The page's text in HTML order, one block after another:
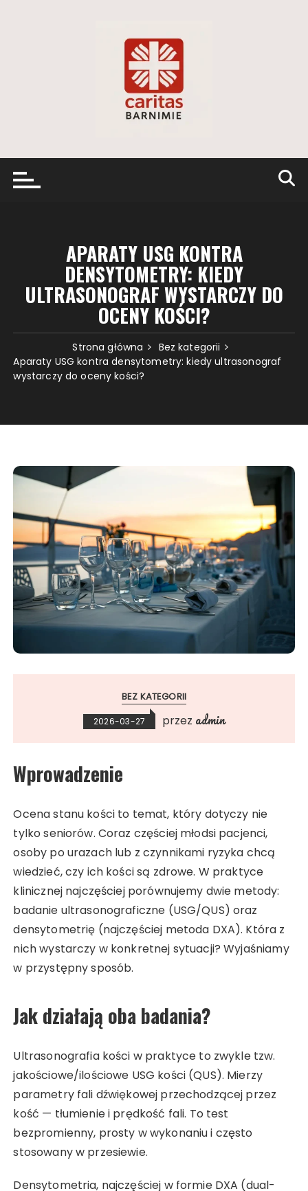
APARATY USG KONTRA
DENSYTOMETRY: KIEDY
ULTRASONOGRAF WYSTARCZY DO
OCENY KOŚCI?
Strona główna
Bez kategorii
Aparaty USG kontra densytometry: kiedy ultrasonograf
wystarczy do oceny kości?
BEZ KATEGORII
2026-03-27 przez admin
Wprowadzenie
Ocena stanu kości to temat, który dotyczy nie
tylko seniorów. Coraz częściej młodsi pacjenci,
osoby po urazach lub z czynnikami ryzyka chcą
wiedzieć, czy ich kości są zdrowe. W praktyce
klinicznej najczęściej porównujemy dwie metody:
badanie ultrasonograficzne (USG/QUS) oraz
densytometrię (najczęściej metoda DXA). Która z
nich wystarczy w konkretnej sytuacji? Wyjaśniamy
w przystępny sposób.
Jak działają oba badania?
Ultrasonografia kości w praktyce to zwykle tzw.
jakościowe/ilościowe USG kości (QUS). Mierzy
parametry fali dźwiękowej przechodzącej przez
kość — tłumienie i prędkość fali. To test
bezpromienny, prosty w wykonaniu i często
stosowany w przesiewie.
Densytometria, najczęściej w formie DXA (dual-